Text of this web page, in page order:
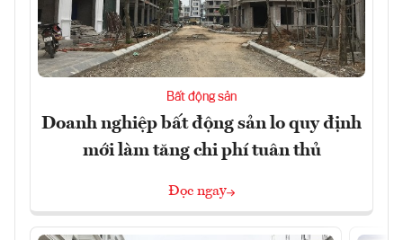
Bất động sản
Doanh nghiệp bất động sản lo quy định
mới làm tăng chi phí tuân thủ
Đọc ngay